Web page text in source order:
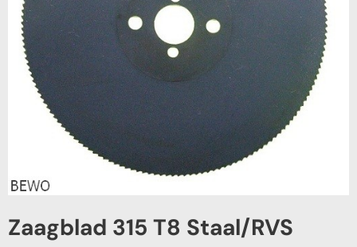
Zaagblad 315 T8 Staal/RVS